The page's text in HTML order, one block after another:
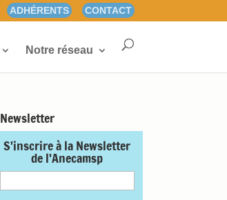
ADHÉRENTS CONTACT
Notre réseau
Newsletter
S'inscrire à la Newsletter
de l'Anecamsp